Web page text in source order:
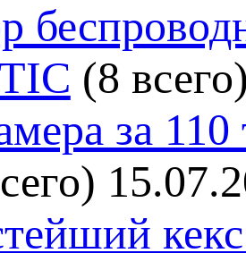
(8
за
кекс